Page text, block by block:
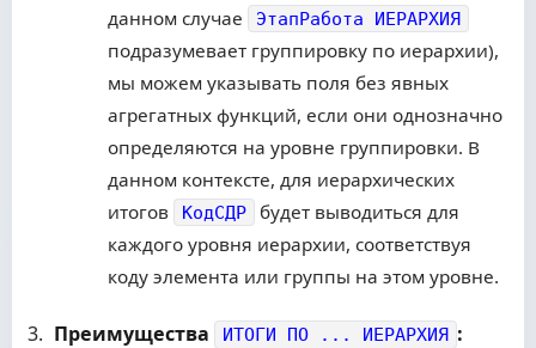
данном случае
ЭтапРабота ИЕРАРХИЯ
подразумевает группировку по иерархии),
мы можем указывать поля без явных
агрегатных функций, если они однозначно
определяются на уровне группировки. В
данном контексте, для иерархических
итогов
КодСДР
будет выводиться для
каждого уровня иерархии, соответствуя
коду элемента или группы на этом уровне.
Преимущества ИТОГИ ПО ... ИЕРАРХИЯ :